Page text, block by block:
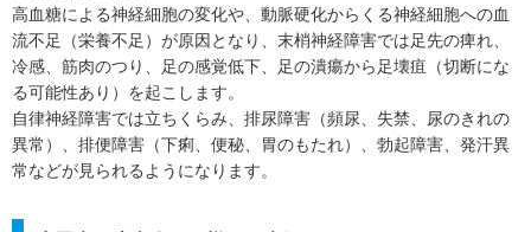
高血糖による神経細胞の変化や、動脈硬化からくる神経細胞への血
流不足（栄養不足）が原因となり、末梢神経障害では足先の痺れ、
冷感、筋肉のつり、足の感覚低下、足の潰瘍から足壊疽（切断にな
る可能性あり）を起こします。
自律神経障害では立ちくらみ、排尿障害（頻尿、失禁、尿のきれの
異常）、排便障害（下痢、便秘、胃のもたれ）、勃起障害、発汗異
常などが見られるようになります。